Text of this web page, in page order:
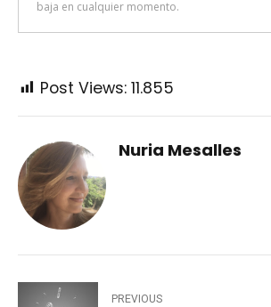
Post Views: 11.855
Nuria Mesalles
PREVIOUS